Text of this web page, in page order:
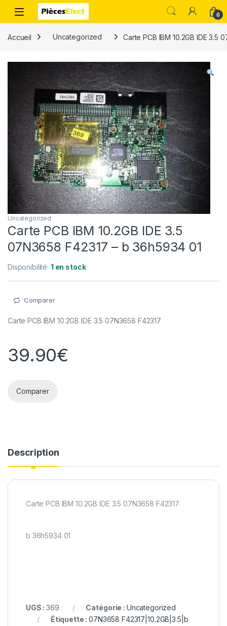
0
Accueil Uncategorized Carte PCB IBM 10.2GB IDE 3.5
Uncategorized
Carte PCB IBM 10.2GB IDE 3.5
07N3658 F42317 – b 36h5934 01
Disponibilité: 1 en stock
Comparer
Carte PCB IBM 10.2GB IDE 3.5 07N3658 F42317
39.90€
Comparer
Description
Carte PCB IBM 10.2GB IDE 3.5 07N3658 F42317
b 36h5934 01
UGS :369 Catégorie : Uncategorized
Étiquette :07N3658 F42317|10.2GB|3.5|b